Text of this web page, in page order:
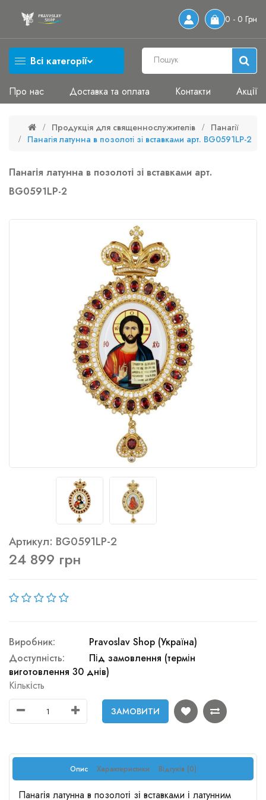
0 - 0 Грн
Всі категорії
Про нас Доставка та оплата Контакти Акції
Продукція для священнослужителів
Панагії
Панагія латунна в позолоті зі вставками арт. BG0591LP-2
Панагія латунна в позолоті зі вставками арт.
BG0591LP-2
Артикул: BG0591LP-2
24 899 грн
Виробник:
Pravoslav Shop (Україна)
Доступність:
Під замовлення (термін
виготовлення 30 днів)
Кількість
ЗАМОВИТИ
Опис Характеристики Відгуків (0)
Панагія латунна в позолоті зі вставками і латунним